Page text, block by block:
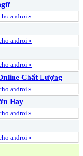
androi »
androi »
androi »
Chất Lượng
androi »
Hay
androi »
androi »